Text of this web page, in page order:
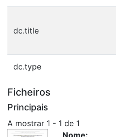
dc.title
dc.type
Ficheiros
Principais
A mostrar 1 - 1 de 1
Nome: